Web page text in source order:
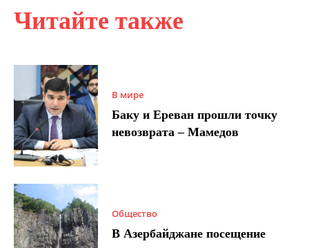
Читайте также
В мире
Баку и Ереван прошли точку
невозврата – Мамедов
Общество
В Азербайджане посещение